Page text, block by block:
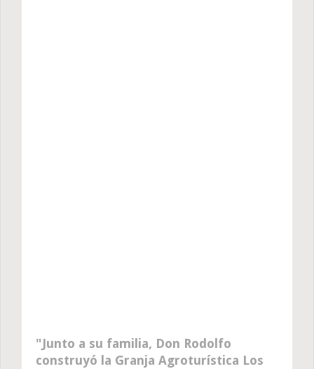
Junto a su familia, Don Rodolfo
construyó la Granja Agroturística Los